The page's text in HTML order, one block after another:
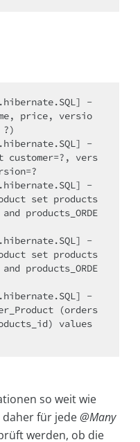
-
price, versio
-
customer=?, vers
-
set products
products_ORDE
-
set products
products_ORDE
-
(orders
values
so weit wie
für jede@Many
werden, ob die